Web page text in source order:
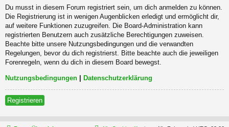
Du musst in diesem Forum registriert sein, um dich anmelden zu können.
Die Registrierung ist in wenigen Augenblicken erledigt und ermöglicht dir,
auf weitere Funktionen zuzugreifen. Die Board-Administration kann
registrierten Benutzern auch zusätzliche Berechtigungen zuweisen.
Beachte bitte unsere Nutzungsbedingungen und die verwandten
Regelungen, bevor du dich registrierst. Bitte beachte auch die jeweiligen
Forenregeln, wenn du dich in diesem Board bewegst.
Nutzungsbedingungen | Datenschutzerklärung
Registrieren